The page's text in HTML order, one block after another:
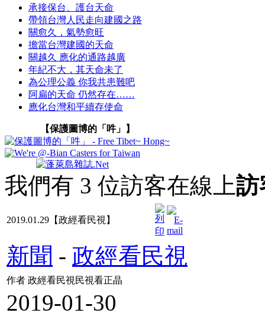
承接保台、護台天命
帶領台灣人民走向建國之路
關愈久，氣勢愈旺
擔當台灣建國的天命
關越久 應化的通路越廣
年紀不大，其天命未了
為公理公義 你我共患難吧
阿扁的天命 仍然存在……
應化台灣和平續存使命
【保護圖博的「吽」】
我們有 3 位訪客在線上訪
2019.01.29【政經看民視】
新聞 - 政經看民視
作者 政經看民視民視看正晶
2019-01-30